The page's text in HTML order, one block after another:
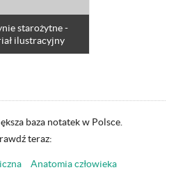
starożytne -
ilustracyjny
baza notatek w Polsce.
teraz:
Anatomia człowieka